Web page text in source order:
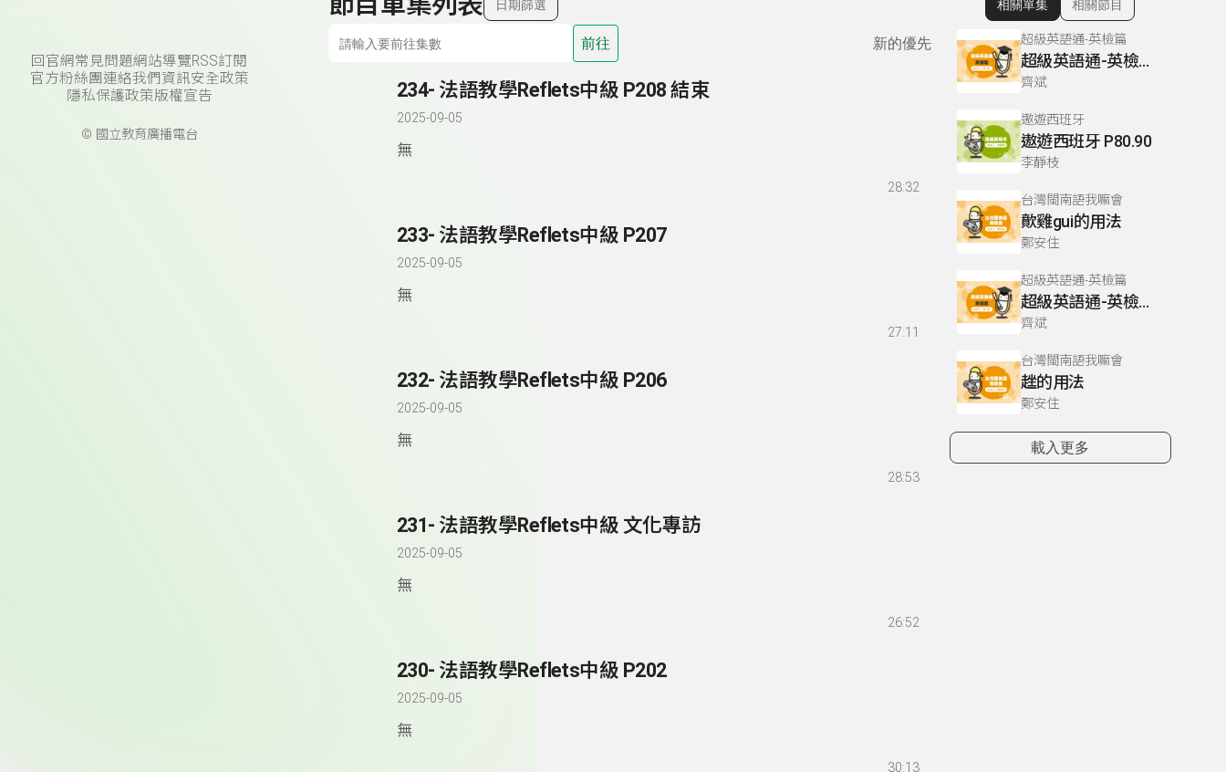
回官網常見問題網站導覽RSS訂閱
官方粉絲團連絡我們 資訊安全政策
隱私保護政策版權宣告
© 國立教育廣播電台
日期篩選
前往 新的優先
234- 法語教學Reflets中級 P208 結束
2025-09-05
無
28:32
233- 法語教學Reflets中級 P207
2025-09-05
無
27:11
232- 法語教學Reflets中級 P206
2025-09-05
無
28:53
231- 法語教學Reflets中級 文化專訪
2025-09-05
無
26:52
230- 法語教學Reflets中級 P202
2025-09-05
無
30:13
顯示相關單集
相關單集 相關節目
超級英語通-英檢篇
超級英語通-英檢篇 083 Cloze Test/段落填空-13
齊斌
遨遊西班牙
遨遊西班牙 P80.90
李靜枝
台灣閩南語我嘛會
歕雞gui的用法
鄭安住
超級英語通-英檢篇
超級英語通-英檢篇 035 Weekend Trip- 週末旅遊
齊斌
台灣閩南語我嘛會
趖的用法
鄭安住
載入更多